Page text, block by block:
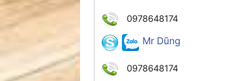
0978648174
Mr Dũng
0978648174